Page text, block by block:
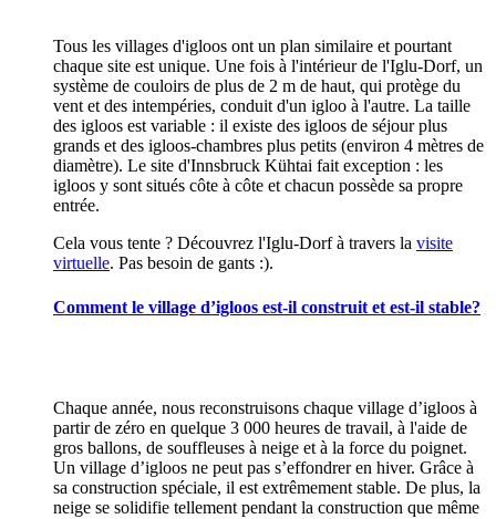
Tous les villages d'igloos ont un plan similaire et pourtant
chaque site est unique. Une fois à l'intérieur de l'Iglu-Dorf, un
système de couloirs de plus de 2 m de haut, qui protège du
vent et des intempéries, conduit d'un igloo à l'autre. La taille
des igloos est variable : il existe des igloos de séjour plus
grands et des igloos-chambres plus petits (environ 4 mètres de
diamètre). Le site d'Innsbruck Kühtai fait exception : les
igloos y sont situés côte à côte et chacun possède sa propre
entrée.
Cela vous tente ? Découvrez l'Iglu-Dorf à travers la visite
virtuelle. Pas besoin de gants :).
Comment le village d’igloos est-il construit et est-il stable?
Chaque année, nous reconstruisons chaque village d’igloos à
partir de zéro en quelque 3 000 heures de travail, à l'aide de
gros ballons, de souffleuses à neige et à la force du poignet.
Un village d’igloos ne peut pas s’effondrer en hiver. Grâce à
sa construction spéciale, il est extrêmement stable. De plus, la
neige se solidifie tellement pendant la construction que même